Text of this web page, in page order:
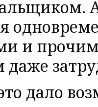
А
и
дало